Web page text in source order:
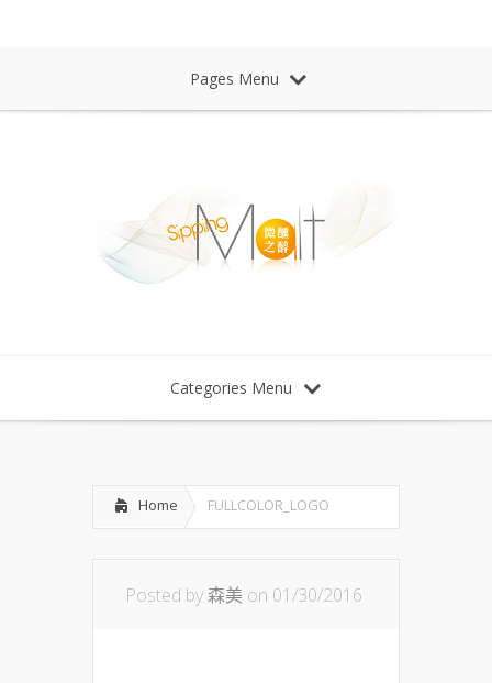
Pages Menu
Categories Menu
Home FULLCOLOR_LOGO
Posted by森美 on 01/30/2016